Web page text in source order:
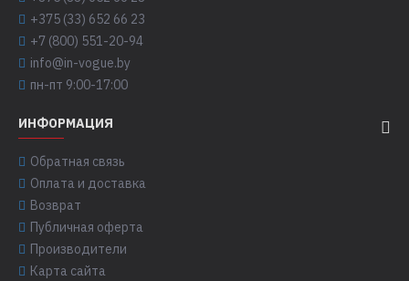
+375 (33) 652 66 23
+7 (800) 551-20-94
info@in-vogue.by
пн-пт 9:00-17:00
ИНФОРМАЦИЯ
Обратная связь
Оплата и доставка
Возврат
Публичная оферта
Производители
Карта сайта